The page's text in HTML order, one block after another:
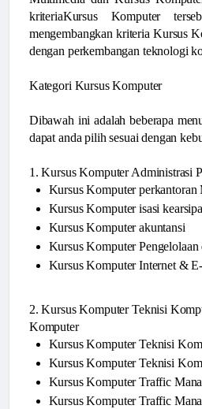
kriteriaKursus Komputer
mengembangkan kriteria Kursus
dengan perkembangan teknologi
Kategori Kursus Komputer
Dibawah ini adalah beberapa
dapat anda pilih sesuai dengan
1. Kursus Komputer Administrasi
Kursus Komputer perkantoran
Kursus Komputer isasi
Kursus Komputer akuntansi
Kursus Komputer Pengelolaan
Kursus Komputer Internet &
2. Kursus Komputer Teknisi
Komputer
Kursus Komputer Teknisi
Kursus Komputer Teknisi
Kursus Komputer Traffic
Kursus Komputer Traffic